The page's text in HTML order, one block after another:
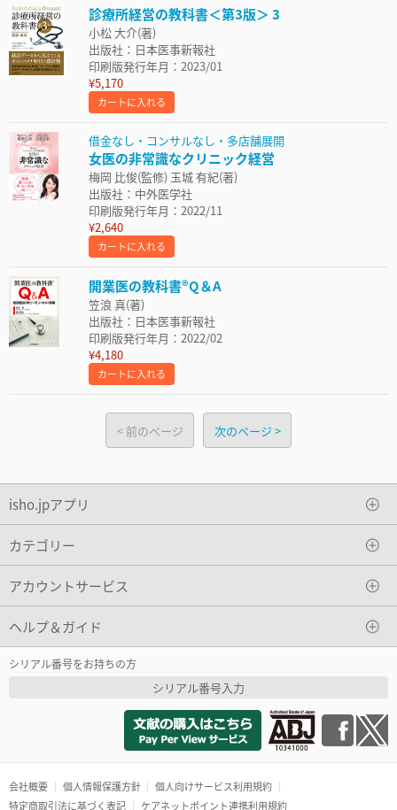
診療所経営の教科書＜第3版＞ 3
小松 大介(著)
出版社：日本医事新報社
印刷版発行年月：2023/01
¥5,170
カートに入れる
借金なし・コンサルなし・多店舗展開
女医の非常識なクリニック経営
梅岡 比俊(監修) 玉城 有紀(著)
出版社：中外医学社
印刷版発行年月：2022/11
¥2,640
カートに入れる
開業医の教科書®Q＆A
笠浪 真(著)
出版社：日本医事新報社
印刷版発行年月：2022/02
¥4,180
カートに入れる
前のページ 次のページ
isho.jpアプリ
カテゴリー
アカウントサービス
ヘルプ＆ガイド
シリアル番号をお持ちの方
シリアル番号入力
会社概要 個人情報保護方針
個人向けサービス利用規約
特定商取引法に基づく表記
ケアネットポイント連携利用規約